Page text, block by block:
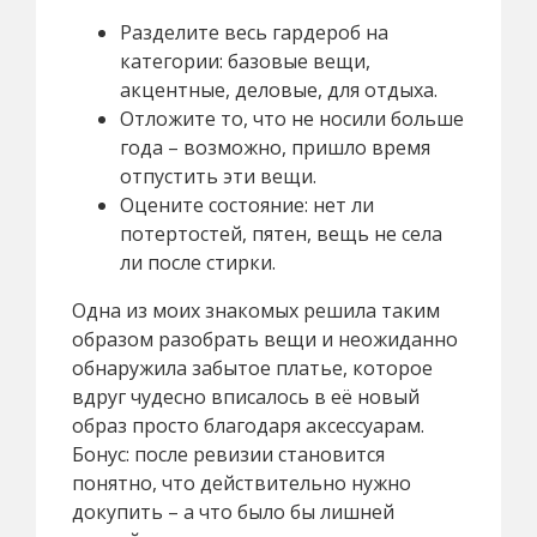
Разделите весь гардероб на
категории: базовые вещи,
акцентные, деловые, для отдыха.
Отложите то, что не носили больше
года – возможно, пришло время
отпустить эти вещи.
Оцените состояние: нет ли
потертостей, пятен, вещь не села
ли после стирки.
Одна из моих знакомых решила таким
образом разобрать вещи и неожиданно
обнаружила забытое платье, которое
вдруг чудесно вписалось в её новый
образ просто благодаря аксессуарам.
Бонус: после ревизии становится
понятно, что действительно нужно
докупить – а что было бы лишней